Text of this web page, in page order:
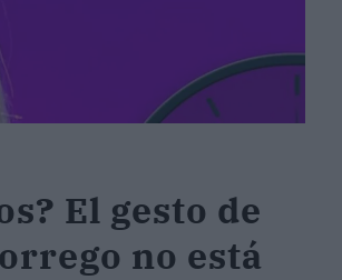
El gesto de
no está